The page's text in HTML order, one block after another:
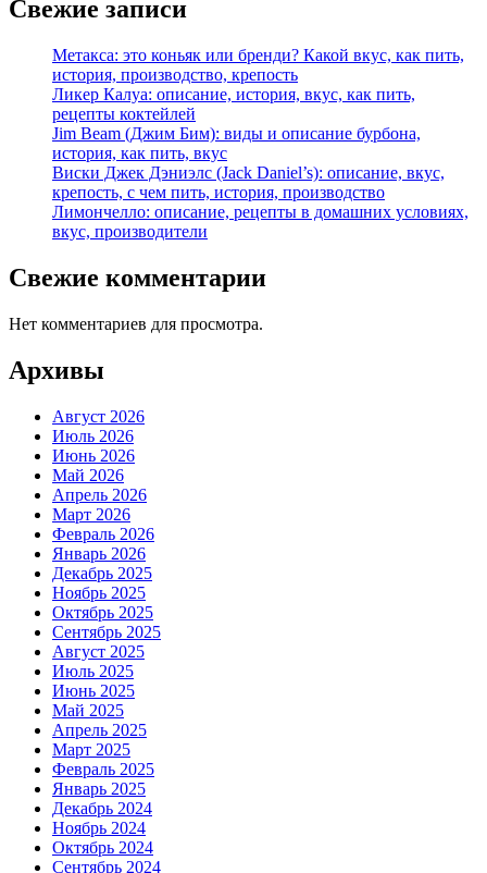
Свежие записи
Метакса: это коньяк или бренди? Какой вкус, как пить,
история, производство, крепость
Ликер Калуа: описание, история, вкус, как пить,
рецепты коктейлей
Jim Beam (Джим Бим): виды и описание бурбона,
история, как пить, вкус
Виски Джек Дэниэлс (Jack Daniel’s): описание, вкус,
крепость, с чем пить, история, производство
Лимончелло: описание, рецепты в домашних условиях,
вкус, производители
Свежие комментарии
Нет комментариев для просмотра.
Архивы
Август 2026
Июль 2026
Июнь 2026
Май 2026
Апрель 2026
Март 2026
Февраль 2026
Январь 2026
Декабрь 2025
Ноябрь 2025
Октябрь 2025
Сентябрь 2025
Август 2025
Июль 2025
Июнь 2025
Май 2025
Апрель 2025
Март 2025
Февраль 2025
Январь 2025
Декабрь 2024
Ноябрь 2024
Октябрь 2024
Сентябрь 2024